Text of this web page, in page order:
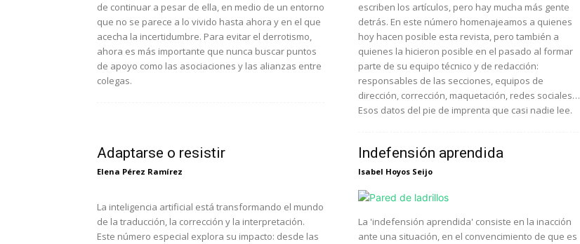
de continuar a pesar de ella, en medio de un entorno
que no se parece a lo vivido hasta ahora y en el que
acecha la incertidumbre. Para evitar el derrotismo,
ahora es más importante que nunca buscar puntos
de apoyo como las asociaciones y las alianzas entre
colegas.
escriben los artículos, pero hay mucha más gente
detrás. En este número homenajeamos a quienes
hoy hacen posible esta revista, pero también a
quienes la hicieron posible en el pasado al formar
parte de su equipo técnico y de redacción:
responsables de las secciones, equipos de
dirección, corrección, maquetación, redes sociales…
Esos datos del pie de imprenta que casi nadie lee.
Adaptarse o resistir
Elena Pérez Ramírez
La inteligencia artificial está transformando el mundo
de la traducción, la corrección y la interpretación.
Este número especial explora su impacto: desde las
Indefensión aprendida
Isabel Hoyos Seijo
La 'indefensión aprendida' consiste en la inacción
ante una situación, en el convencimiento de que es